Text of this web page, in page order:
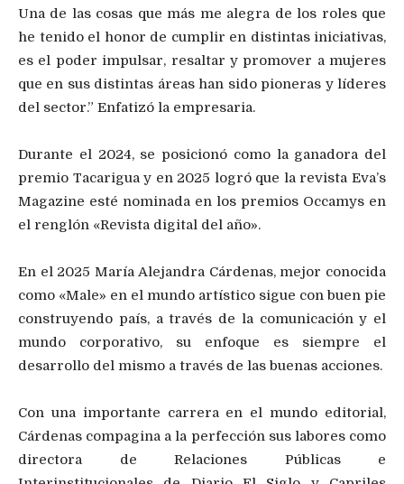
Una de las cosas que más me alegra de los roles que
he tenido el honor de cumplir en distintas iniciativas,
es el poder impulsar, resaltar y promover a mujeres
que en sus distintas áreas han sido pioneras y líderes
del sector.” Enfatizó la empresaria.
Durante el 2024, se posicionó como la ganadora del
premio Tacarigua y en 2025 logró que la revista Eva’s
Magazine esté nominada en los premios Occamys en
el renglón «Revista digital del año».
En el 2025 María Alejandra Cárdenas, mejor conocida
como «Male» en el mundo artístico sigue con buen pie
construyendo país, a través de la comunicación y el
mundo corporativo, su enfoque es siempre el
desarrollo del mismo a través de las buenas acciones.
Con una importante carrera en el mundo editorial,
Cárdenas compagina a la perfección sus labores como
directora de Relaciones Públicas e